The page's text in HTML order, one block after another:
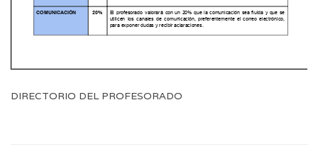
DIRECTORIO DEL PROFESORADO